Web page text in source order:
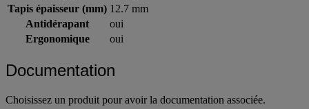
Tapis épaisseur (mm) 12.7 mm
Antidérapant
oui
Ergonomique
oui
Documentation
Choisissez un produit pour avoir la documentation associée.